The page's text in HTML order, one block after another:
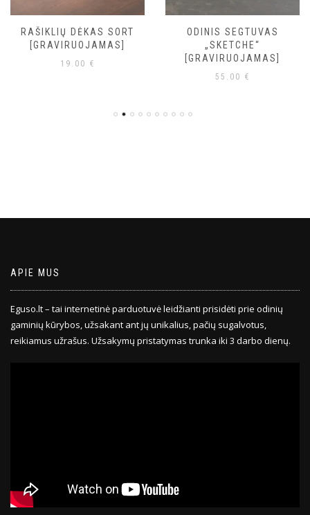
RAŠIKLIŲ DĖKAS SORT
[GRAVIRUOJAMAS]
19.00 €
ODINIS SEGTUVAS
„SKETCHE“
[GRAVIRUOJAMAS]
55.00 €
APIE MUS
Eguso.lt – tai internetinė parduotuvė leidžianti prisidėti prie odinių
gaminių kūrybos, užsakant ant jų unikalius, pačių sugalvotus,
reikiamus užrašus. Užsakymų pristatymas trunka iki 3 darbo dienų.